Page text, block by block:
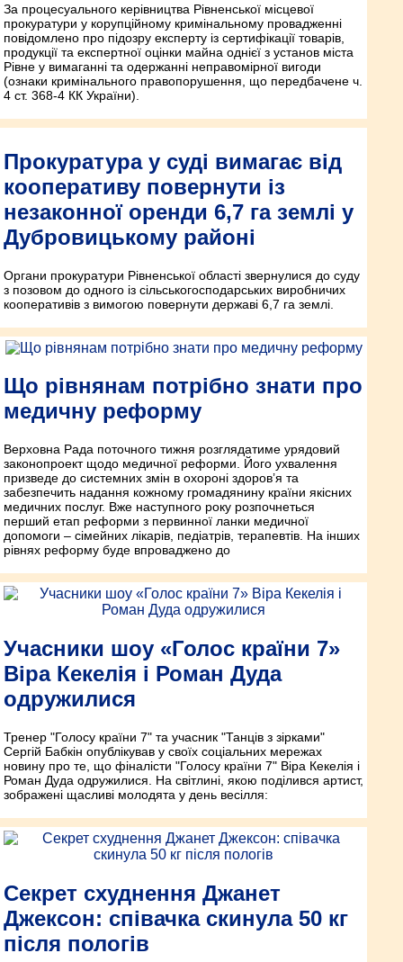
За процесуального керівництва Рівненської місцевої
прокуратури у корупційному кримінальному провадженні
повідомлено про підозру експерту із сертифікації товарів,
продукції та експертної оцінки майна однієї з установ міста
Рівне у вимаганні та одержанні неправомірної вигоди
(ознаки кримінального правопорушення, що передбачене ч.
4 ст. 368-4 КК України).
Прокуратура у суді вимагає від
кооперативу повернути із
незаконної оренди 6,7 га землі у
Дубровицькому районі
Органи прокуратури Рівненської області звернулися до суду
з позовом до одного із сільськогосподарських виробничих
кооперативів з вимогою повернути державі 6,7 га землі.
Що рівнянам потрібно знати про
медичну реформу
Верховна Рада поточного тижня розглядатиме урядовий
законопроект щодо медичної реформи. Його ухвалення
призведе до системних змін в охороні здоров’я та
забезпечить надання кожному громадянину країни якісних
медичних послуг. Вже наступного року розпочнеться
перший етап реформи з первинної ланки медичної
допомоги – сімейних лікарів, педіатрів, терапевтів. На інших
рівнях реформу буде впроваджено до
Учасники шоу «Голос країни 7»
Віра Кекелія і Роман Дуда
одружилися
Тренер "Голосу країни 7" та учасник "Танців з зірками"
Сергій Бабкін опублікував у своїх соціальних мережах
новину про те, що фіналісти "Голосу країни 7" Віра Кекелія і
Роман Дуда одружилися. На світлині, якою поділився артист,
зображені щасливі молодята у день весілля:
Секрет схуднення Джанет
Джексон: співачка скинула 50 кг
після пологів